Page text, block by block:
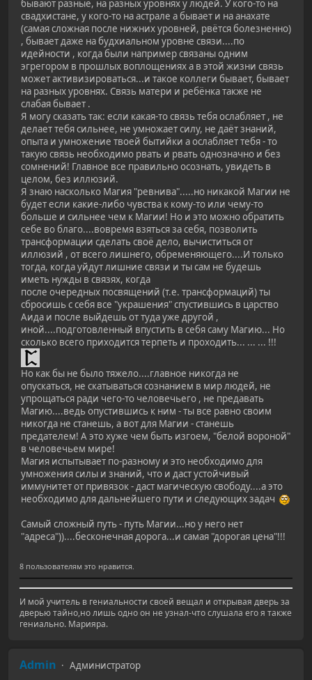
бывают разные, на разных уровнях у людей. У кого-то на
свадхистане, у кого-то на астрале а бывает и на анахате
(самая сложная после нижних уровней, рвётся болезненно)
, бывает даже на будхиальном уровне связи....по
идейности , когда были например связаны одним
эгрегором в прошлых воплощениях а в этой жизни связь
может активизироваться...и такое коллеги бывает, бывает
на разных уровнях. Связь матери и ребёнка также не
слабая бывает .
Я могу сказать так: если какая-то связь тебя ослабляет , не
делает тебя сильнее, не умножает силу, не даёт знаний,
опыта и умножение твоей бытийки а ослабляет тебя - то
такую связь необходимо рвать и рвать однозначно и без
сомнений! Главное все правильно осознать, увидеть в
целом, без иллюзий.
Я знаю насколько Магия "ревнива".....но никакой Магии не
будет если какие-либо чувства к кому-то или чему-то
больше и сильнее чем к Магии! Но и это можно обратить
себе во благо....вовремя взяться за себя, позволить
трансформации сделать своё дело, вычиститься от
иллюзий , от всего лишнего, обременяющего....И только
тогда, когда уйдут лишние связи и ты сам не будешь
иметь нужды в связях, когда
после очередных посвящений (т.е. трансформаций) ты
сбросишь с себя все "украшения" спустившись в царство
Аида и после выйдешь от туда уже другой ,
иной....подготовленный впустить в себя саму Магию... Но
сколько всего приходится терпеть и проходить... ... ... !!!
Но как бы не было тяжело....главное никогда не
опускаться, не скатываться сознанием в мир людей, не
упрощаться ради чего-то человечьего , не предавать
Магию....ведь опустившись к ним - ты все равно своим
никогда не станешь, а вот для Магии - станешь
предателем! А это хуже чем быть изгоем, "белой вороной"
в человечьем мире!
Магия испытывает по-разному и это необходимо для
умножения силы и знаний, что и даст устойчивый
иммунитет от привязок - даст магическую свободу....а это
необходимо для дальнейшего пути и следующих задач
Самый сложный путь - путь Магии...но у него нет
"адреса"))....бесконечная дорога...и самая "дорогая цена"!!!
8 пользователям это нравится.
И мой учитель в гениальности своей вещал и открывая дверь за
дверью тайно,но лишь одно он не узнал-что слушала его я также
гениально. Марияра.
Admin
Администратор